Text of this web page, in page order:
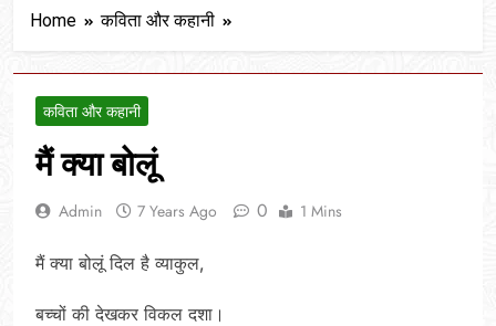
Home कविता और कहानी
कविता और कहानी
मैं क्या बोलूं
Admin 7 Years Ago 0 1 Mins
मैं क्या बोलूं दिल है व्याकुल,
बच्चों की देख‌कर विकल दशा।